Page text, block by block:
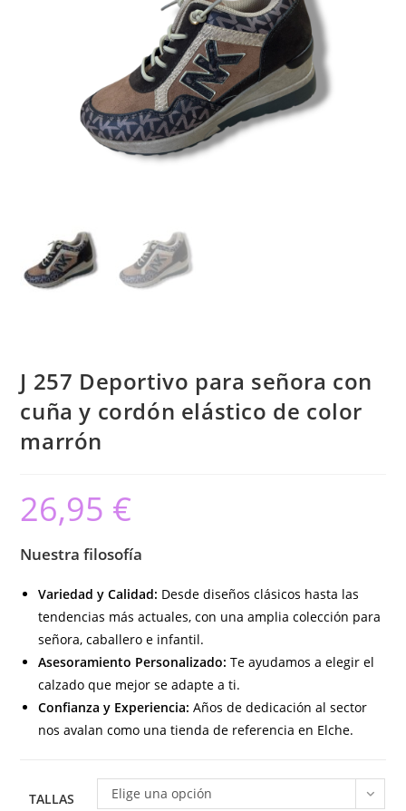
J 257 Deportivo para señora con
cuña y cordón elástico de color
marrón
26,95 €
Nuestra filosofía
Variedad y Calidad: Desde diseños clásicos hasta las
tendencias más actuales, con una amplia colección para
señora, caballero e infantil.
Asesoramiento Personalizado: Te ayudamos a elegir el
calzado que mejor se adapte a ti.
Confianza y Experiencia: Años de dedicación al sector
nos avalan como una tienda de referencia en Elche.
TALLAS Elige una opción